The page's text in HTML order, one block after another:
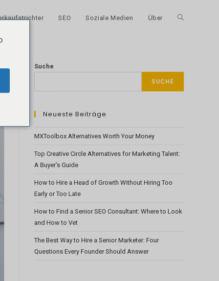
SEO Soziale Medien Über Suche
der
Suche
SUCHE
Neueste Beiträge
MXToolbox Alternatives Worth Your Money
Top Creative Circle Alternatives for Marketing Talent:
A Buyer’s Guide
How to Hire a Head of Growth Without Hiring Too
Early or Too Late
How to Find a Senior SEO Consultant: Where to Look
and How to Vet
The Best Way to Hire a Senior Marketer: Four
Questions Every Founder Should Answer